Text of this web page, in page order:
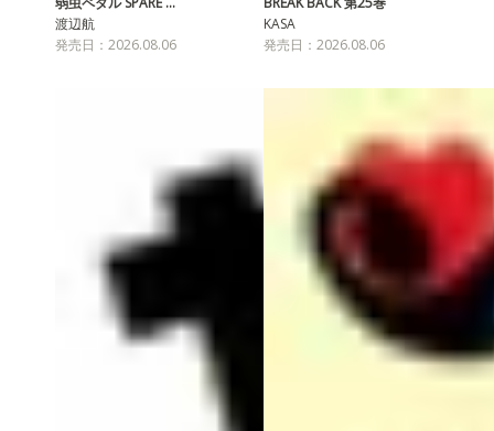
渡辺航
発売日：2026.08.06
KASA
発売日：2026.08.06